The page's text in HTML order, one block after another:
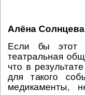
Алёна Солнцева
Если бы этот
театральная
что в
для такого
медикаменты,